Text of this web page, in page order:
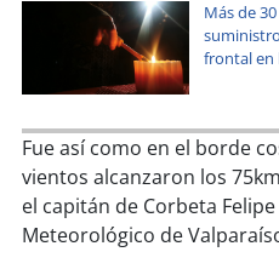
antofagasta
soycopiapó
soyvalparaíso
soyquillota
Más de
frontal en
Fue así como en el borde
vientos alcanzaron los
el capitán de Corbeta
Meteorológico de